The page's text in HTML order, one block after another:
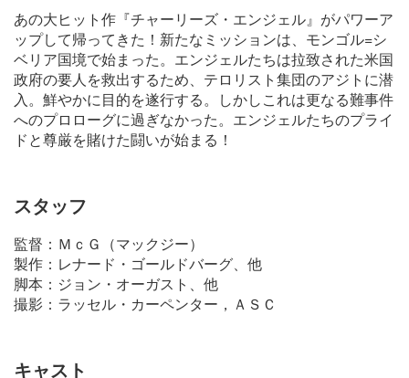
あの大ヒット作『チャーリーズ・エンジェル』がパワーア
ップして帰ってきた！新たなミッションは、モンゴル=シ
ベリア国境で始まった。エンジェルたちは拉致された米国
政府の要人を救出するため、テロリスト集団のアジトに潜
入。鮮やかに目的を遂行する。しかしこれは更なる難事件
へのプロローグに過ぎなかった。エンジェルたちのプライ
ドと尊厳を賭けた闘いが始まる！
スタッフ
監督：ＭｃＧ（マックジー）
製作：レナード・ゴールドバーグ、他
脚本：ジョン・オーガスト、他
撮影：ラッセル・カーペンター，ＡＳＣ
キャスト